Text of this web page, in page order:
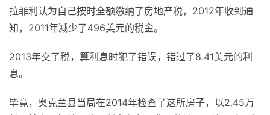
拉菲利认为自己按时全额缴纳了房地产税，2012年收到通
知，2011年减少了496美元的税金。
2013年交了税，算利息时犯了错误，错过了8.41美元的利
息。
毕竟，奥克兰县当局在2014年检查了这所房子，以2.45万